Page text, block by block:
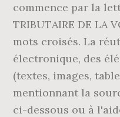
commence par la
TRIBUTAIRE DE LA
mots croisés. La
électronique, des
(textes, images,
mentionnant la
ci-dessous ou à